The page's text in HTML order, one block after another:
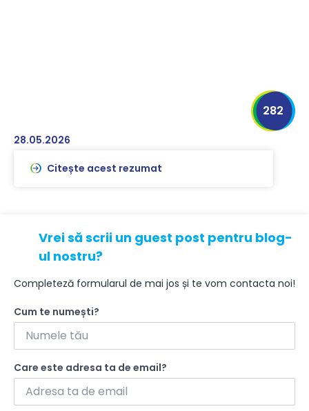
28.05.2026
282
Citește acest rezumat
Vrei să scrii un guest post pentru blog-
ul nostru?
Completeză formularul de mai jos și te vom contacta noi!
Cum te numești?
Care este adresa ta de email?